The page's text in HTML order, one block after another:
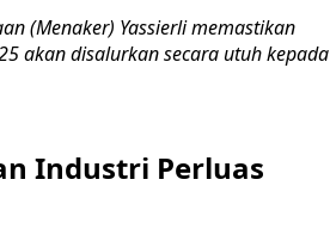
(Menaker) Yassierli memastikan
akan disalurkan secara utuh kepada
Industri Perluas